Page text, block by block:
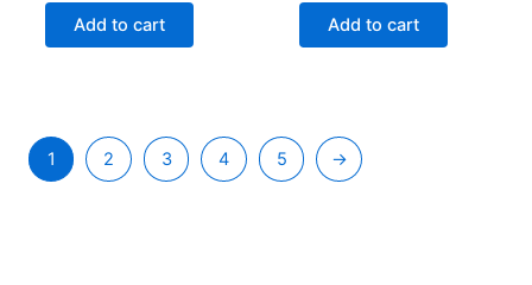
Add to cart Add to cart
1 2 3 4 5 →